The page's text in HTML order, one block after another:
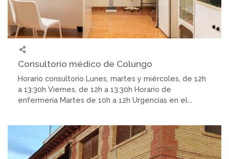
Consultorio médico de Colungo
Horario consultorio Lunes, martes y miércoles, de 12h
a 13:30h Viernes, de 12h a 13:30h Horario de
enfermería Martes de 10h a 12h Urgencias en el...